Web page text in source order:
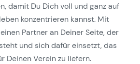
damit Du Dich voll und ganz auf
konzentrieren kannst. Mit
Partner an Deiner Seite, der
und sich dafür einsetzt, das
Deinen Verein zu liefern.